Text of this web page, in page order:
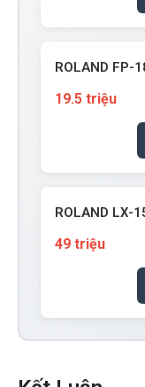
ROLAND FP-
19.5 triệu
ROLAND LX-
49 triệu